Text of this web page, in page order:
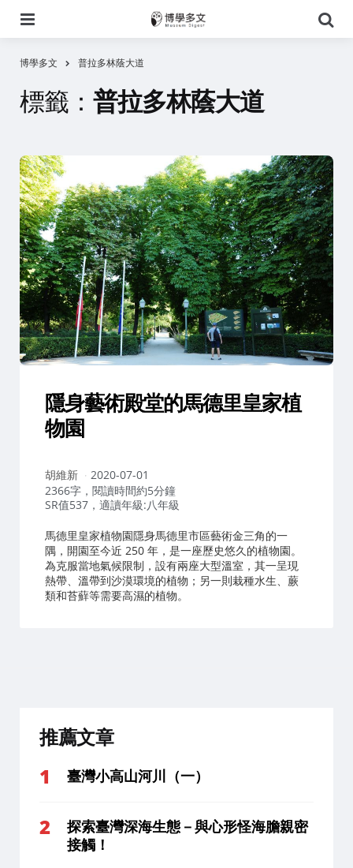
尋
博學多文 普拉多林蔭大道
標籤： 普拉多林蔭大道
隱身藝術殿堂的馬德里皇家植
物園
作
者：
胡維新
2020-07-01
2366字，閱讀時間約5分鐘
SR值537，適讀年級:八年級
馬德里皇家植物園隱身馬德里市區藝術金三角的一
隅，開園至今近 250 年，是一座歷史悠久的植物園。
為克服當地氣候限制，設有兩座大型溫室，其一呈現
熱帶、溫帶到沙漠環境的植物；另一則栽種水生、蕨
類和苔蘚等需要高濕的植物。
推薦文章
臺灣小高山河川（一）
探索臺灣深海生態－與心形怪海膽親密
接觸！